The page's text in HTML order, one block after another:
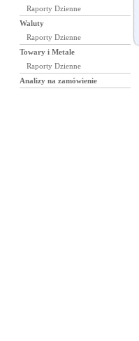
Raporty Dzienne
Waluty
Raporty Dzienne
Towary i Metale
Raporty Dzienne
Analizy na zamówienie